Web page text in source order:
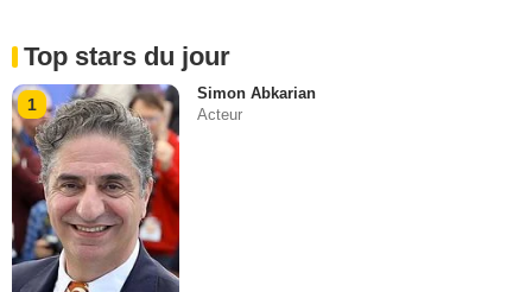
Top stars du jour
1
Simon Abkarian
Acteur